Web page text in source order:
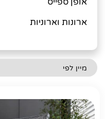
ארונות וארוניות